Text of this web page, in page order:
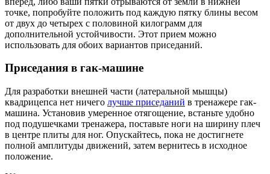
точке, попробуйте положить под каждую пятку блины весом
от двух до четырех с половиной килограмм для
дополнительной устойчивости. Этот прием можно
использовать для обоих вариантов приседаний.
Приседания в гак-машине
Для разработки внешней части (латеральной мышцы)
квадрицепса нет ничего лучше приседаний в тренажере гак-
машина. Установив умеренное отягощение, встаньте удобно
под подушечками тренажера, поставьте ноги на ширину плеч
в центре плиты для ног. Опускайтесь, пока не достигнете
полной амплитуды движений, затем вернитесь в исходное
положение.